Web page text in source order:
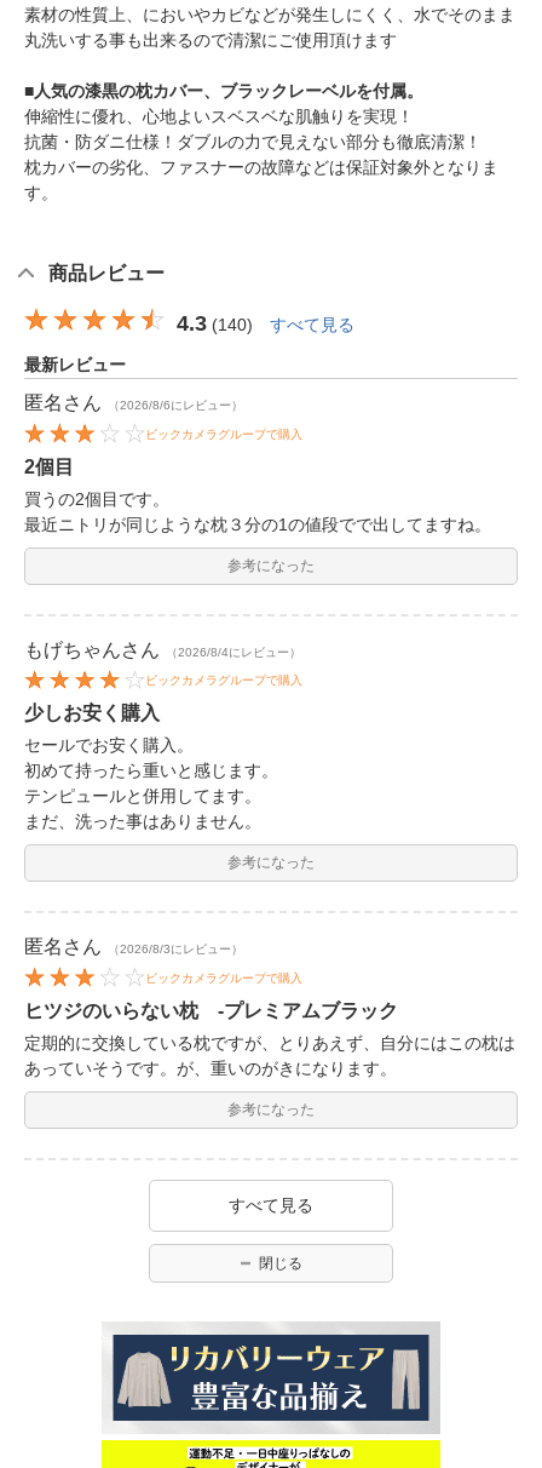
素材の性質上、においやカビなどが発生しにくく、水でそのまま
丸洗いする事も出来るので清潔にご使用頂けます
■人気の漆黒の枕カバー、ブラックレーベルを付属。
伸縮性に優れ、心地よいスベスベな肌触りを実現！
抗菌・防ダニ仕様！ダブルの力で見えない部分も徹底清潔！
枕カバーの劣化、ファスナーの故障などは保証対象外となりま
す。
商品レビュー
4.3 (140) すべて見る
最新レビュー
匿名 さん （2026/8/6にレビュー）
ビックカメラグループで購入
2個目
買うの2個目です。
最近ニトリが同じような枕３分の1の値段でで出してますね。
参考になった
もげちゃんさん （2026/8/4にレビュー）
ビックカメラグループで購入
少しお安く購入
セールでお安く購入。
初めて持ったら重いと感じます。
テンピュールと併用してます。
まだ、洗った事はありません。
参考になった
匿名 さん （2026/8/3にレビュー）
ビックカメラグループで購入
ヒツジのいらない枕 -プレミアムブラック
定期的に交換している枕ですが、とりあえず、自分にはこの枕は
あっていそうです。が、重いのがきになります。
参考になった
すべて見る
閉じる